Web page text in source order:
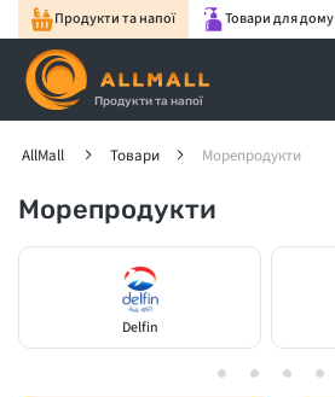
Продукти та напої Товари для дому
Продукти та напої
AllMall Товари Морепродукти
Морепродукти
Delfin